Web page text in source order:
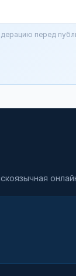
перед